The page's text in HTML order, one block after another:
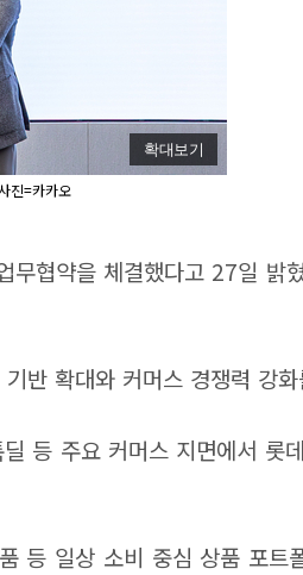
확대보기
진=카카오
협약을 체결했다고 27일 밝
반 확대와 커머스 경쟁력 강
등 주요 커머스 지면에서 롯
등 일상 소비 중심 상품 포